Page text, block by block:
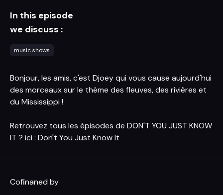
In this episode
we discuss :
music shows
Bonjour, les amis, c'est Djoey qui vous cause aujourd'hui
des morceaux sur le thème des fleuves, des rivières et
du Mississippi !
Retrouvez tous les épisodes de DON'T YOU JUST KNOW
IT ? ici : Don't You Just Know It
Cofinaned by